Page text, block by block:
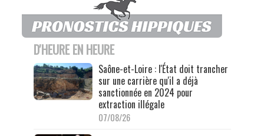
D'HEURE EN HEURE
Saône-et-Loire : l'État doit trancher
sur une carrière qu'il a déjà
sanctionnée en 2024 pour
extraction illégale
07/08/26